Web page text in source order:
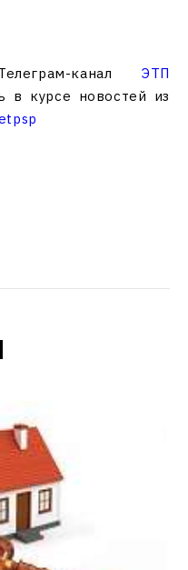
каналЭТП
в курсе новостей из